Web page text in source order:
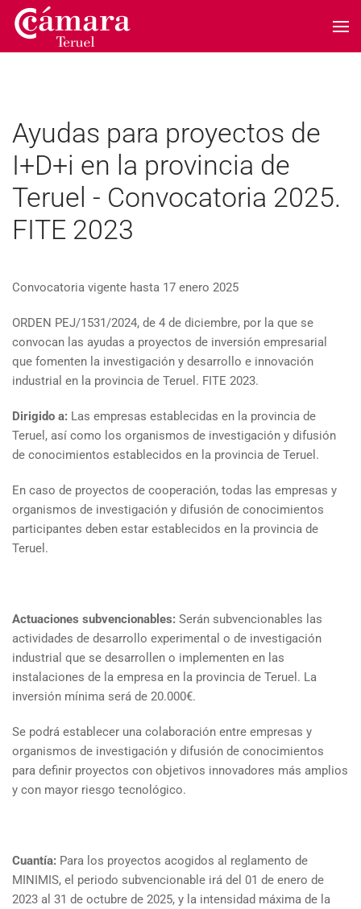
Skip to main content
Ayudas para proyectos de
I+D+i en la provincia de
Teruel - Convocatoria 2025.
FITE 2023
Convocatoria vigente hasta 17 enero 2025
ORDEN PEJ/1531/2024, de 4 de diciembre, por la que se
convocan las ayudas a proyec­tos de inversión empresarial
que fomenten la investigación y desarrollo e innovación
industrial en la provincia de Teruel. FITE 2023.
Dirigido a: Las empresas establecidas en la provincia de
Teruel, así como los organismos de investigación y difusión
de conocimientos establecidos en la provincia de Teruel.
En caso de proyectos de cooperación, todas las empresas y
organismos de investigación y difusión de conocimientos
participantes deben estar establecidos en la provincia de
Teruel.
Actuaciones subvencionables: Serán subvencionables las
actividades de desarrollo experimental o de investigación
industrial que se desarrollen o implementen en las
instalaciones de la empresa en la provincia de Teruel. La
inversión mínima será de 20.000€.
Se podrá establecer una colaboración entre empresas y
organismos de investigación y difusión de conocimientos
para definir proyectos con objetivos innovadores más amplios
y con mayor riesgo tecnológico.
Cuantía: Para los proyectos acogidos al reglamento de
MINIMIS, el periodo subvencionable irá del 01 de enero de
2023 al 31 de octubre de 2025, y la intensidad máxima de la